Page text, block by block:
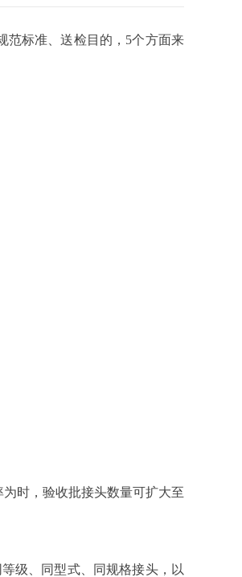
范标准、送检目的，5个方面来
时，验收批接头数量可扩大至
级、同型式、同规格接头，以